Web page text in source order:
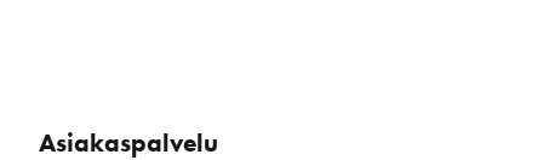
Asiakaspalvelu